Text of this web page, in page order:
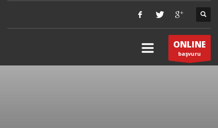
ONLINE
başvuru